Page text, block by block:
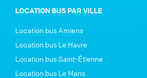
LOCATION BUS PAR VILLE
Location bus Amiens
Location bus Le Havre
Location bus Saint-Étienne
Location bus Le Mans